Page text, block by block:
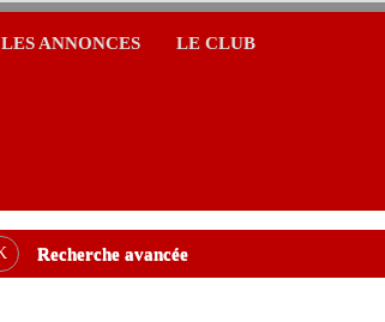
LES ANNONCES LE CLUB
Recherche avancée